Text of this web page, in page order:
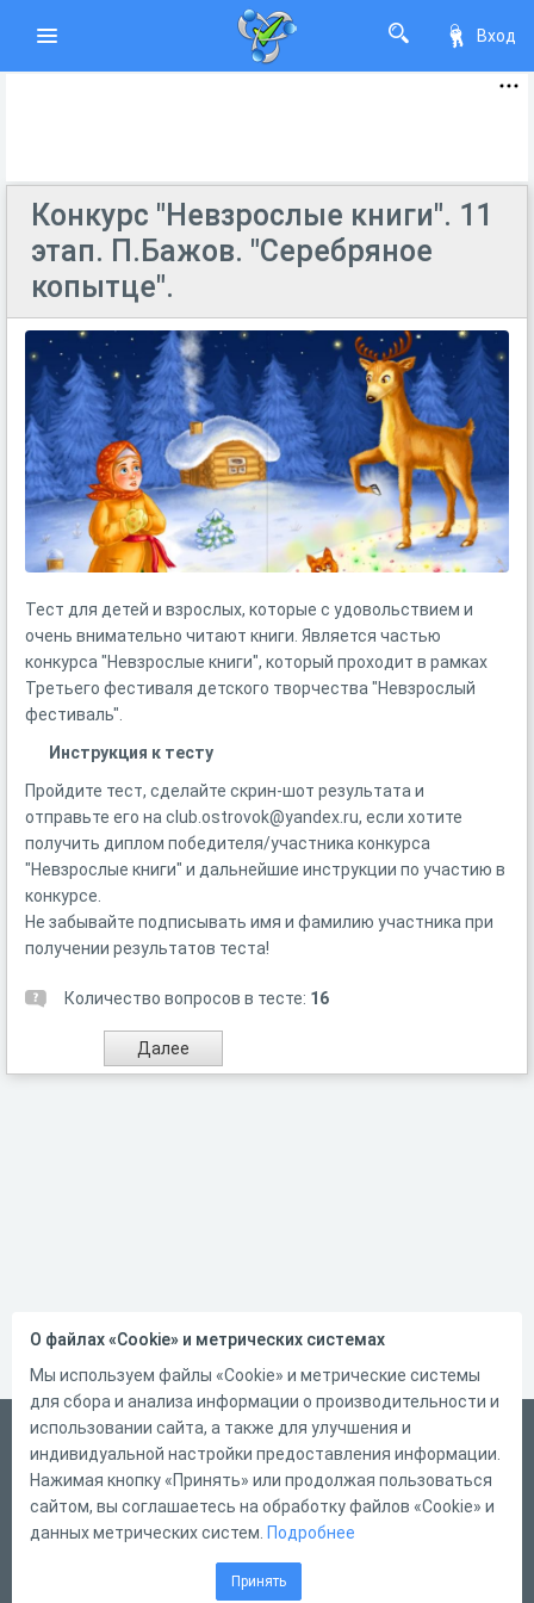
Вход
Конкурс "Невзрослые книги". 11
этап. П.Бажов. "Серебряное
копытце".
Тест для детей и взрослых, которые с удовольствием и
очень внимательно читают книги. Является частью
конкурса "Невзрослые книги", который проходит в рамках
Третьего фестиваля детского творчества "Невзрослый
фестиваль".
Инструкция к тесту
Пройдите тест, сделайте скрин-шот результата и
отправьте его на club.ostrovok@yandex.ru, если хотите
получить диплом победителя/участника конкурса
"Невзрослые книги" и дальнейшие инструкции по участию в
конкурсе.
Не забывайте подписывать имя и фамилию участника при
получении результатов теста!
Количество вопросов в тесте: 16
Русский
Справка
Форма обратной связи
О файлах «Cookie» и метрических системах
Мы используем файлы «Cookie» и метрические системы
для сбора и анализа информации о производительности и
использовании сайта, а также для улучшения и
индивидуальной настройки предоставления информации.
Нажимая кнопку «Принять» или продолжая пользоваться
сайтом, вы соглашаетесь на обработку файлов «Cookie» и
данных метрических систем. Подробнее
Принять